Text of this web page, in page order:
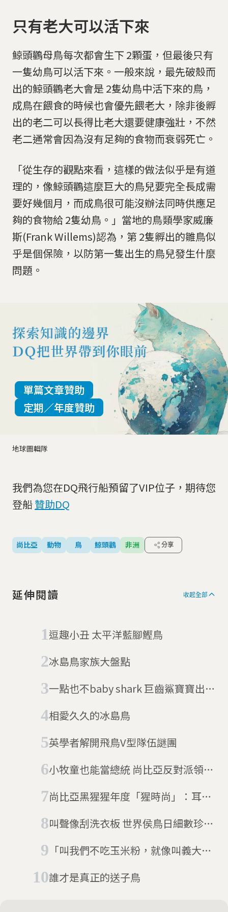
只有老大可以活下來
鯨頭鸛母鳥每次都會生下 2顆蛋，但最後只有
一隻幼鳥可以活下來。一般來說，最先破殼而
出的鯨頭鸛老大會是 2隻幼鳥中活下來的鳥，
成鳥在餵食的時候也會優先餵老大，除非後孵
出的老二可以長得比老大還要健康強壯，不然
老二通常會因為沒有足夠的食物而衰弱死亡。
「從生存的觀點來看，這樣的做法似乎是有道
理的，像鯨頭鸛這麼巨大的鳥兒要完全長成需
要好幾個月，而成鳥很可能沒辦法同時供應足
夠的食物給 2隻幼鳥。」當地的鳥類學家威廉
斯(Frank Willems)認為，第 2隻孵出的雛鳥似
乎是個保險，以防第一隻出生的鳥兒發生什麼
問題。
地球圖輯隊
單篇文章贊助
定期／年度贊助
我們為您在DQ飛行船預留了VIP位子，期待您
登船贊助DQ
尚比亞 動物 鳥 鯨頭鸛 非洲 分享
延伸閱讀 收起全部
逗趣小丑 太平洋藍腳鰹鳥
冰島鳥家族大盤點
一點也不baby shark 巨齒鯊寶寶出生
相愛久久的冰島鳥
英學者解開飛鳥V型隊伍謎團
小牧童也能當總統 尚比亞反對派領袖
尚比亞黑猩猩年度「猩時尚」：耳掛
放進去」
叫聲像刮洗衣板 世界侯鳥日細數珍奇
「叫我們不吃玉米粉，就像叫義大利
誰才是真正的送子鳥